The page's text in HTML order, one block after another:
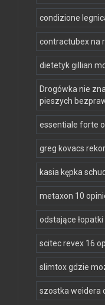
condizione
contractubex na
dietetyk gillian
Drogówka nie
pieszych
essentiale forte
greg kovacs
kasia kępka
metaxon 10
odstające
scitec revex 16
slimtox gdzie
szostka weidera